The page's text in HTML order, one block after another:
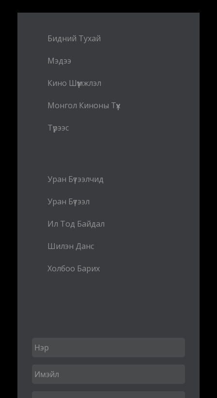
Бидний Тухай
Мэдээ
Кино Шүүмжлэл
Монгол Киноны Түүх
Түрээс
Уран Бүтээлчид
Уран Бүтээл
Ил Тод Байдал
Шилэн Данс
Холбоо Барих